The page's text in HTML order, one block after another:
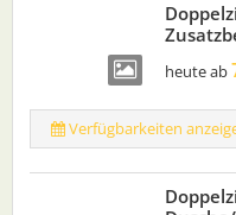
heute ab
Verfügbarkeiten